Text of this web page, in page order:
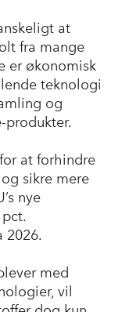
at
fra mange
er økonomisk
teknologi
og
produkter.
at forhindre
sikre mere
nye
2026.
med
vil